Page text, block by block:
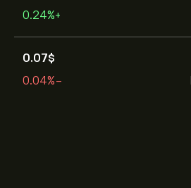
+0.24%
0.07‎$‎
-0.04%